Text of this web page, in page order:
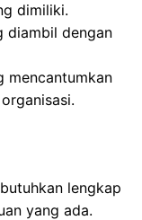
dimiliki.
diambil dengan
mencantumkan
lengkap
yang ada.